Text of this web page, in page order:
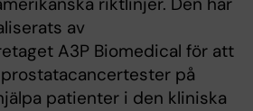
av
A3P Biomedical för att
på
patienter i den kliniska